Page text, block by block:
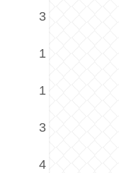
3
1
1
3
4